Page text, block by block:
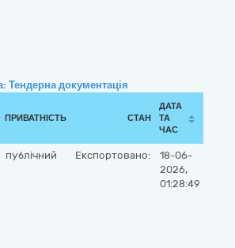
Тендерна документація
ПРИВАТНІСТЬ СТАН
ДАТА
ТА
ЧАС
публічний Експортовано:
18-06-
2026,
01:28:49